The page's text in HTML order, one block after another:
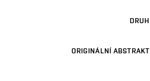
DRUH
ORIGINÁLNÍ ABSTRAKT